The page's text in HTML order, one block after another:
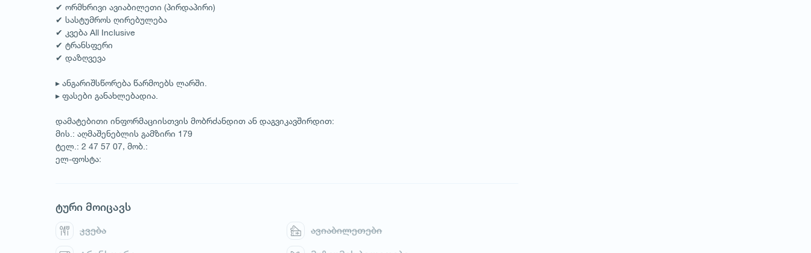
1
✔ ორმხრივი ავიაბილეთი (პირდაპირი)
✔ სასტუმროს ღირებულება
✔ კვება All Inclusive
✔ ტრანსფერი
✔ დაზღვევა
▸ ანგარიშსწორება წარმოებს ლარში.
▸ ფასები განახლებადია.
დამატებითი ინფორმაციისთვის მობრძანდით ან დაგვიკავშირდით:
მის.: აღმაშენებლის გამზირი 179
ტელ.: 2 47 57 07, მობ.:
ელ-ფოსტა:
ტური მოიცავს
კვება ავიაბილეთები